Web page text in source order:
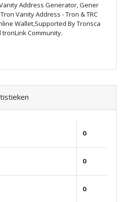
Address Generator, Gener
Vanity Address - Tron & TRC
Wallet,Supported By Tronsca
tronLink Community.
0
0
0